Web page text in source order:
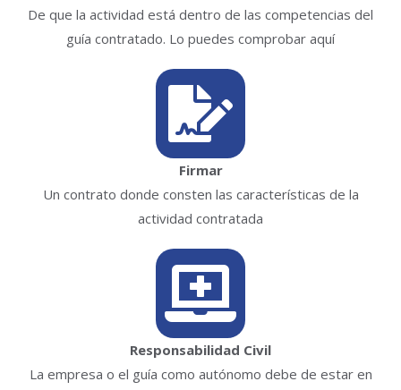
De que la actividad está dentro de las competencias del
guía contratado. Lo puedes comprobar aquí
Firmar
Un contrato donde consten las características de la
actividad contratada
Responsabilidad Civil
La empresa o el guía como autónomo debe de estar en